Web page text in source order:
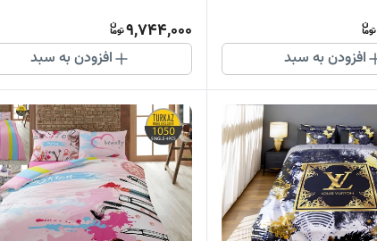
افزودن به سبد
9,744,000
افزودن به سبد